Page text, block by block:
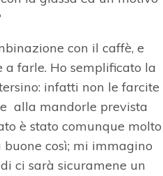
con il caffè, e
a farle. Ho semplificato la
infatti non le farcite
alla mandorle prevista
è stato comunque molto
buone così; mi immagino
ci sarà sicuramene un